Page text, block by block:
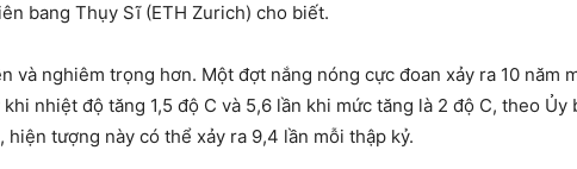
bang Thụy Sĩ (ETH Zurich) cho biết.
và nghiêm trọng hơn. Một đợt nắng nóng cực đoan xảy ra 10 năm
nhiệt độ tăng 1,5 độ C và 5,6 lần khi mức tăng là 2 độ C, theo
tượng này có thể xảy ra 9,4 lần mỗi thập kỷ.